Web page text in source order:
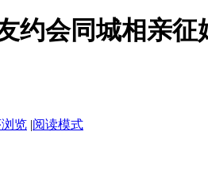
约会同城相亲
览 |阅读模式